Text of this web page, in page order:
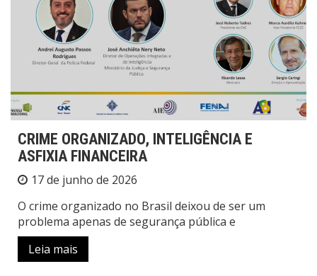
CRIME ORGANIZADO, INTELIGÊNCIA E
ASFIXIA FINANCEIRA
17 de junho de 2026
O crime organizado no Brasil deixou de ser um
problema apenas de segurança pública e
Leia mais